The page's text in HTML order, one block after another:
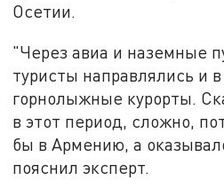
Осетии.
"Через авиа и наземные
туристы направлялись и
горнолыжные курорты.
в этот период, сложно,
бы в Армению, а
пояснил эксперт.